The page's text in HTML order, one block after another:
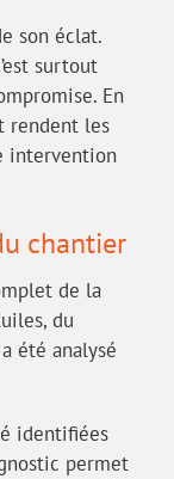
son éclat.
surtout
En
rendent les
intervention
chantier
de la
du
a été analysé
identifiées
permet